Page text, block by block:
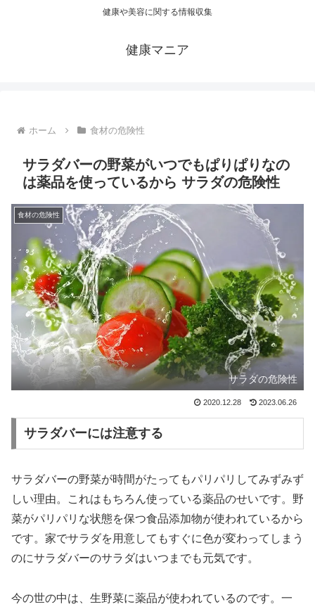
健康や美容に関する情報収集
健康マニア
ホーム 食材の危険性
サラダバーの野菜がいつでもぱりぱりなの
は薬品を使っているから サラダの危険性
食材の危険性
サラダの危険性
2020.12.28 2023.06.26
サラダバーには注意する
サラダバーの野菜が時間がたってもパリパリしてみずみず
しい理由。これはもちろん使っている薬品のせいです。野
菜がパリパリな状態を保つ食品添加物が使われているから
です。家でサラダを用意してもすぐに色が変わってしまう
のにサラダバーのサラダはいつまでも元気です。
今の世の中は、生野菜に薬品が使われているのです。一